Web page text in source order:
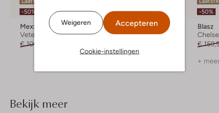
Weigeren Accepteren
Cookie-instellingen
-50%
Mexx
Veterboots
€ 109,95
-50%
Omoda
Enkelboots
-50%
Blasz
€
+
Bekijk meer